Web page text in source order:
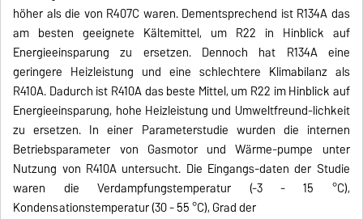
höher als die von R407C waren. Dementsprechend ist R134A das
am besten geeignete Kältemittel, um R22 in Hinblick auf
Energieeinsparung zu ersetzen. Dennoch hat R134A eine
geringere Heizleistung und eine schlechtere Klimabilanz als
R410A. Dadurch ist R410A das beste Mittel, um R22 im Hinblick auf
Energieeinsparung, hohe Heizleistung und Umweltfreund-lichkeit
zu ersetzen. In einer Parameterstudie wurden die internen
Betriebsparameter von Gasmotor und Wärme-pumpe unter
Nutzung von R410A untersucht. Die Eingangs-daten der Studie
waren die Verdampfungstemperatur (-3 - 15 °C),
Kondensationstemperatur (30 - 55 °C), Grad der